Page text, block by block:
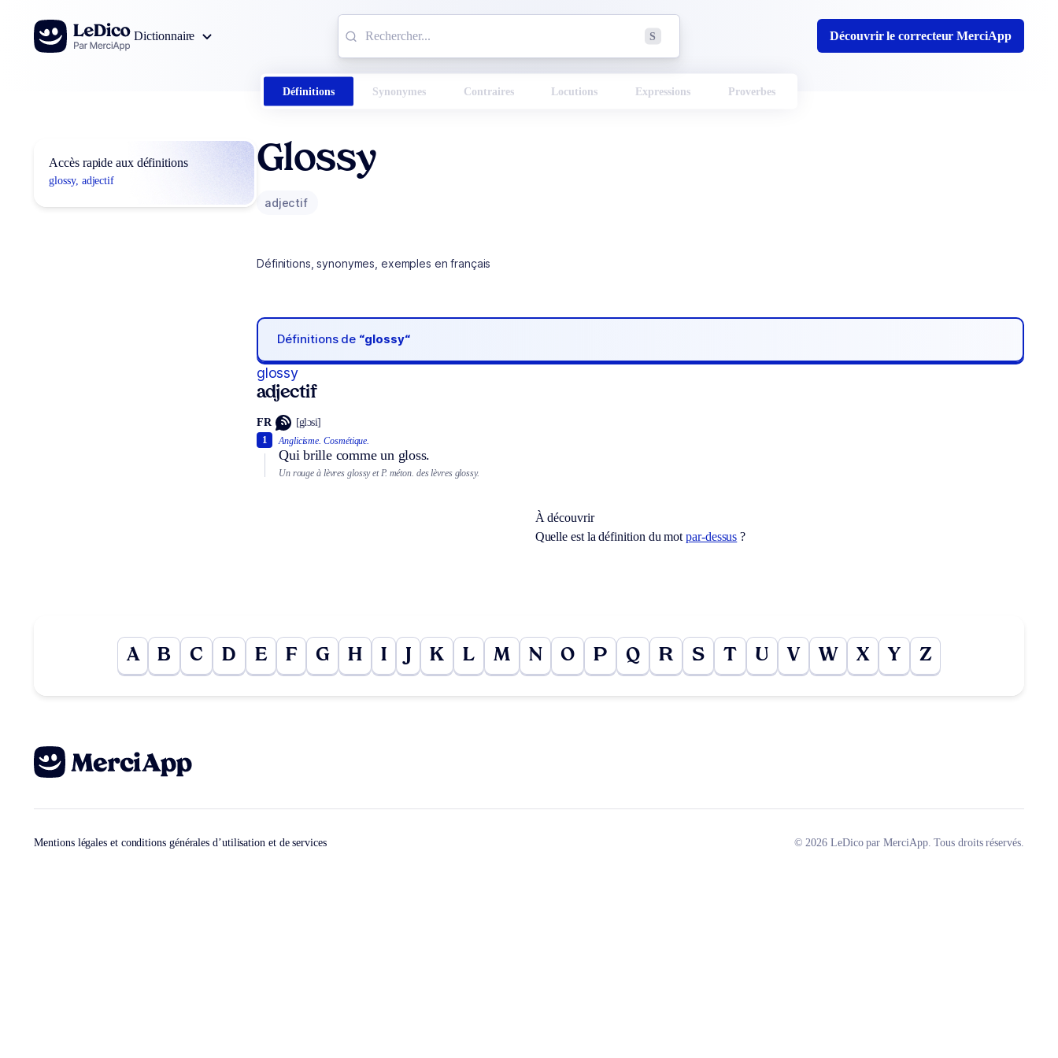
Aller au contenu
Dictionnaire
S Découvrir le correcteur MerciApp
Définitions Synonymes Contraires Locutions Expressions Proverbes
Accès rapide aux définitions
glossy, adjectif
Glossy
adjectif
Définitions, synonymes, exemples en français
Définitions de “glossy“
glossy
adjectif
FR [glɔsi]
Anglicisme. Cosmétique.
Qui brille comme un gloss.
1
Un rouge à lèvres glossy et P. méton. des lèvres glossy.
À découvrir
Quelle est la définition du motpar-dessus ?
A B C D E F G H I J K L M N O P Q R S T U V W X Y Z
Mentions légales et conditions générales d’utilisation et de services © 2026 LeDico par MerciApp. Tous droits réservés.